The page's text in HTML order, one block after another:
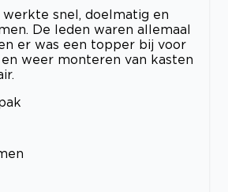
snel, doelmatig en
De leden waren allemaal
er was een topper bij voor
weer monteren van kasten